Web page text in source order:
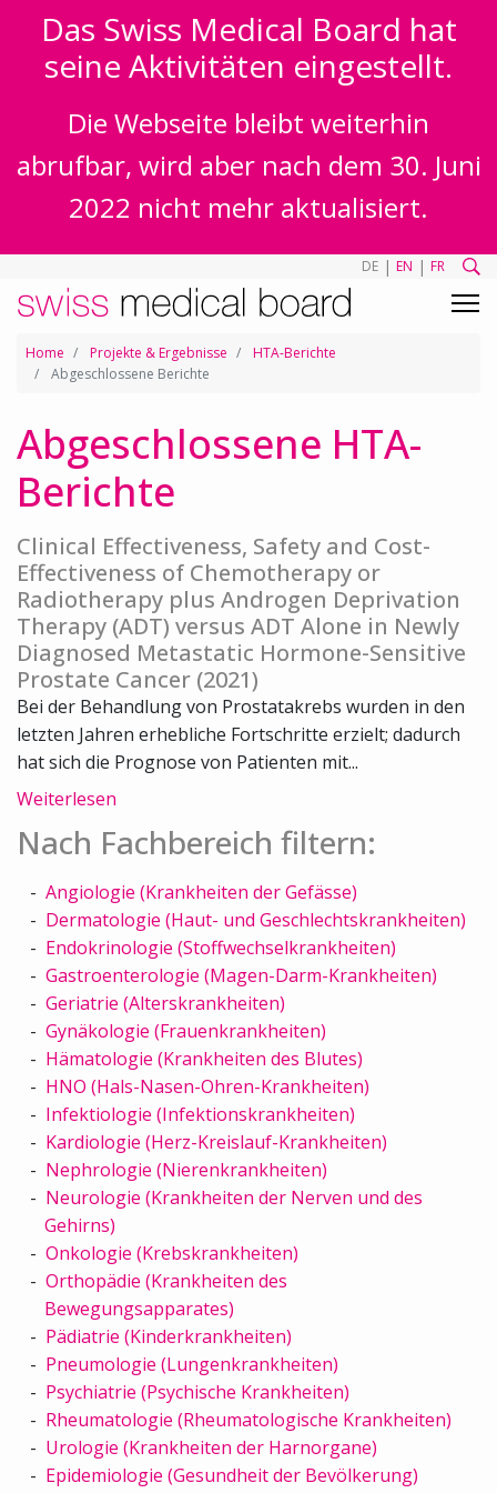
Das Swiss Medical Board hat
seine Aktivitäten eingestellt.
Die Webseite bleibt weiterhin
abrufbar, wird aber nach dem 30. Juni
2022 nicht mehr aktualisiert.
DE | EN | FR
Home Projekte & Ergebnisse
HTA-Berichte
Abgeschlossene Berichte
Abgeschlossene HTA-
Berichte
Clinical Effectiveness, Safety and Cost-
Effectiveness of Chemotherapy or
Radiotherapy plus Androgen Deprivation
Therapy (ADT) versus ADT Alone in Newly
Diagnosed Metastatic Hormone-Sensitive
Prostate Cancer (2021)
Bei der Behandlung von Prostatakrebs wurden in den
letzten Jahren erhebliche Fortschritte erzielt; dadurch
hat sich die Prognose von Patienten mit...
Weiterlesen
Nach Fachbereich filtern:
Angiologie (Krankheiten der Gefässe)
Dermatologie (Haut- und Geschlechtskrankheiten)
Endokrinologie (Stoffwechselkrankheiten)
Gastroenterologie (Magen-Darm-Krankheiten)
Geriatrie (Alterskrankheiten)
Gynäkologie (Frauenkrankheiten)
Hämatologie (Krankheiten des Blutes)
HNO (Hals-Nasen-Ohren-Krankheiten)
Infektiologie (Infektionskrankheiten)
Kardiologie (Herz-Kreislauf-Krankheiten)
Nephrologie (Nierenkrankheiten)
Neurologie (Krankheiten der Nerven und des
Gehirns)
Onkologie (Krebskrankheiten)
Orthopädie (Krankheiten des
Bewegungsapparates)
Pädiatrie (Kinderkrankheiten)
Pneumologie (Lungenkrankheiten)
Psychiatrie (Psychische Krankheiten)
Rheumatologie (Rheumatologische Krankheiten)
Urologie (Krankheiten der Harnorgane)
Epidemiologie (Gesundheit der Bevölkerung)